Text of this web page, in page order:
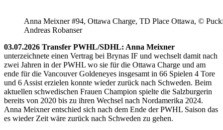
Anna Meixner #94, Ottawa Charge, TD Place Ottawa, ©
Andreas Robanser
03.07.2026 Transfer PWHL/SDHL: Anna Meixner
unterzeichnete einen Vertrag bei Brynas IF und wechselt damit nach
zwei Jahren in der PWHL wo sie für die Ottawa Charge und am
ende für die Vancouver Goldeneyes insgesamt in 66 Spielen 4 Tore
und 6 Assist erzielen konnte wieder zurück nach Schweden. Beim
aktuellen schwedischen Frauen Champion spielte die Salzburgerin
bereits von 2020 bis zu ihren Wechsel nach Nordamerika 2024.
Anna Meixner entschied sich nach dem Ende der PWHL Saison das
es wieder Zeit wäre zurück nach Schweden zu gehen.